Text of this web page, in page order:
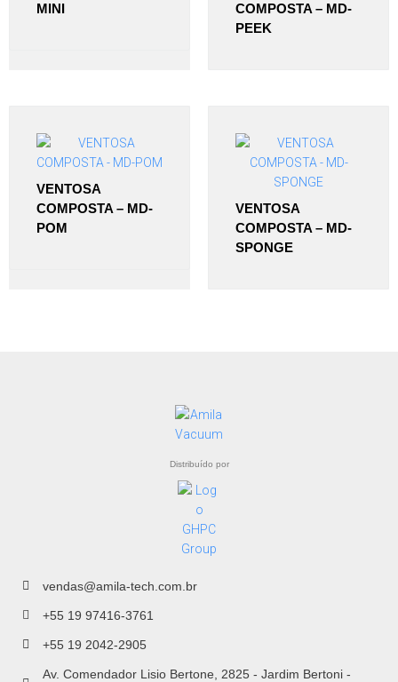
MINI
COMPOSTA – MD-
PEEK
VENTOSA
COMPOSTA – MD-
POM
VENTOSA
COMPOSTA – MD-
SPONGE
Distribuído por
vendas@amila-tech.com.br
+55 19 97416-3761
+55 19 2042-2905
Av. Comendador Lisio Bertone, 2825 - Jardim Bertoni -